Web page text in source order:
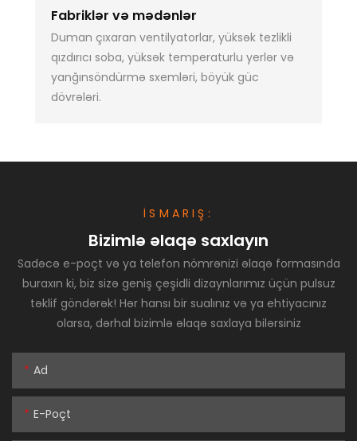
Fabriklər və mədənlər
Duman çıxaran ventilyatorlar, yüksək tezlikli
qızdırıcı soba, yüksək temperaturlu yerlər və
yanğınsöndürmə sxemləri, böyük güc
dövrələri.
İSMARIŞ:
Bizimlə əlaqə saxlayın
Sadəcə e-poçt və ya telefon nömrənizi əlaqə formasında
buraxın ki, biz sizə geniş çeşidli dizaynlarımız üçün pulsuz
təklif göndərək! Hər hansı bir sualınız və ya ehtiyacınız
olarsa, dərhal bizimlə əlaqə saxlaya bilərsiniz
Ad
E-Poçt